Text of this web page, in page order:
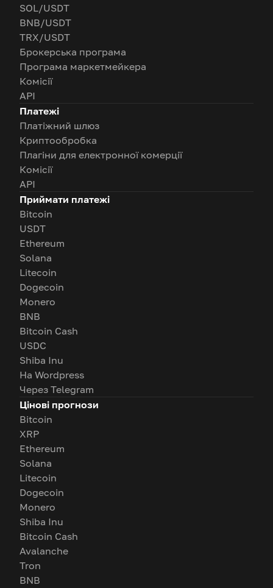
SOL/USDT
BNB/USDT
TRX/USDT
Брокерська програма
Програма маркетмейкера
Комісії
API
Платежі
Платіжний шлюз
Криптообробка
Плагіни для електронної комерції
Комісії
API
Приймати платежі
Bitcoin
USDT
Ethereum
Solana
Litecoin
Dogecoin
Monero
BNB
Bitcoin Cash
USDC
Shiba Inu
На Wordpress
Через Telegram
Цінові прогнози
Bitcoin
XRP
Ethereum
Solana
Litecoin
Dogecoin
Monero
Shiba Inu
Bitcoin Cash
Avalanche
Tron
BNB